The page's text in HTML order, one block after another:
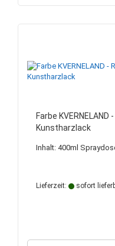
Farbe
Kunstharzlack
Inhalt: 400ml
Lieferzeit: sofort